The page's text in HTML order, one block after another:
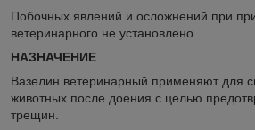
Побочных явлений и осложнений при
ветеринарного не установлено.
НАЗНАЧЕНИЕ
Вазелин ветеринарный применяют для
животных после доения с целью
трещин.